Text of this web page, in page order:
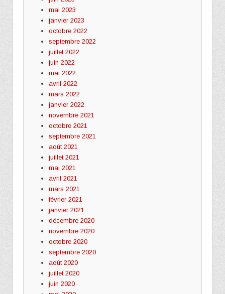
mai 2023
janvier 2023
octobre 2022
septembre 2022
juillet 2022
juin 2022
mai 2022
avril 2022
mars 2022
janvier 2022
novembre 2021
octobre 2021
septembre 2021
août 2021
juillet 2021
mai 2021
avril 2021
mars 2021
février 2021
janvier 2021
décembre 2020
novembre 2020
octobre 2020
septembre 2020
août 2020
juillet 2020
juin 2020